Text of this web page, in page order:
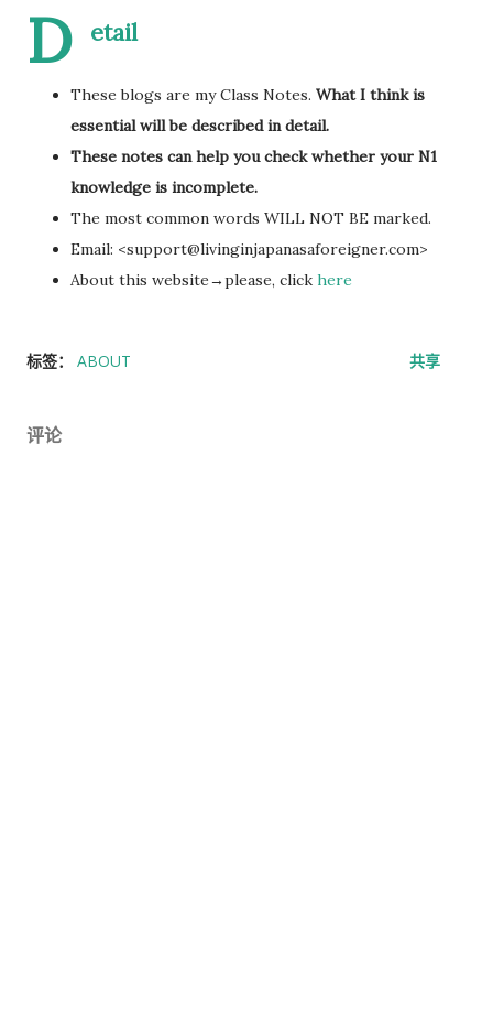
返还手续才算正式完成。 也就是说，仅仅把资料交回去是不够
的。 这一点如果第一次办理，很容易忽略。 领取新的入札仕様書
完成返还手续后，工作人员把新的入札仕様書交给了我。 就在这
时，又提醒了我另一件事情。 其实， 資格証明書我之前已经提交
过一次。 因此，我误以为之后领取新的入札仕様書时，就不需要
再携带了。 工作人员告诉我： 資格証明書并不是第一次提交之后
前，我最担心的是： 门口电话应该怎么说？ 敬语会不会说错？
经历之后才发现，这些担心其实没...
D etail
These blogs are my Class Notes. What I think is
essential will be described in detail.
These notes can help you check whether your N1
knowledge is incomplete.
The most common words WILL NOT BE marked.
Email: <support@livinginjapanasaforeigner.com>
About this website→please, click here
标签： ABOUT 共享
评论